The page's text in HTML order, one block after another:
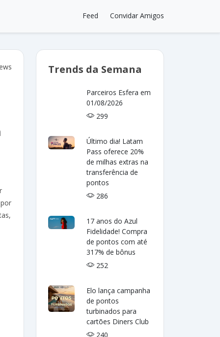
Feed Convidar Amigos
Trends da Semana
Parceiros Esfera em
01/08/2026
299
Último dia! Latam
Pass oferece 20%
de milhas extras na
transferência de
pontos
286
17 anos do Azul
Fidelidade! Compra
de pontos com até
317% de bônus
252
Elo lança campanha
de pontos
turbinados para
cartões Diners Club
240